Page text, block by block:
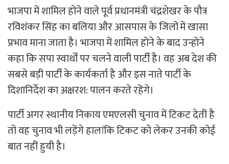
भाजपा में शामिल होने वाले पूर्व प्रधानमंत्री चंद्रशेखर के पौत्र
रविशंकर सिंह का बलिया और आसपास के जिलों में खासा
प्रभाव माना जाता है। भाजपा में शामिल होने के बाद उन्होने
कहा कि सपा स्वार्थों पर चलने वाली पार्टी है। वह अब देश की
सबसे बड़ी पार्टी के कार्यकर्ता है और इस नाते पार्टी के
दिशानिर्देश का अक्षरश: पालन करते रहेंगे।
पार्टी अगर स्थानीय निकाय एमएलसी चुनाव में टिकट देती है
तो वह चुनाव भी लड़ेंगे हालांकि टिकट को लेकर उनकी कोई
बात नहीं हुयी है।